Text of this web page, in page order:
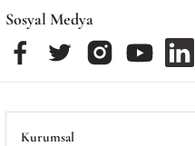
Sosyal Medya
Kurumsal